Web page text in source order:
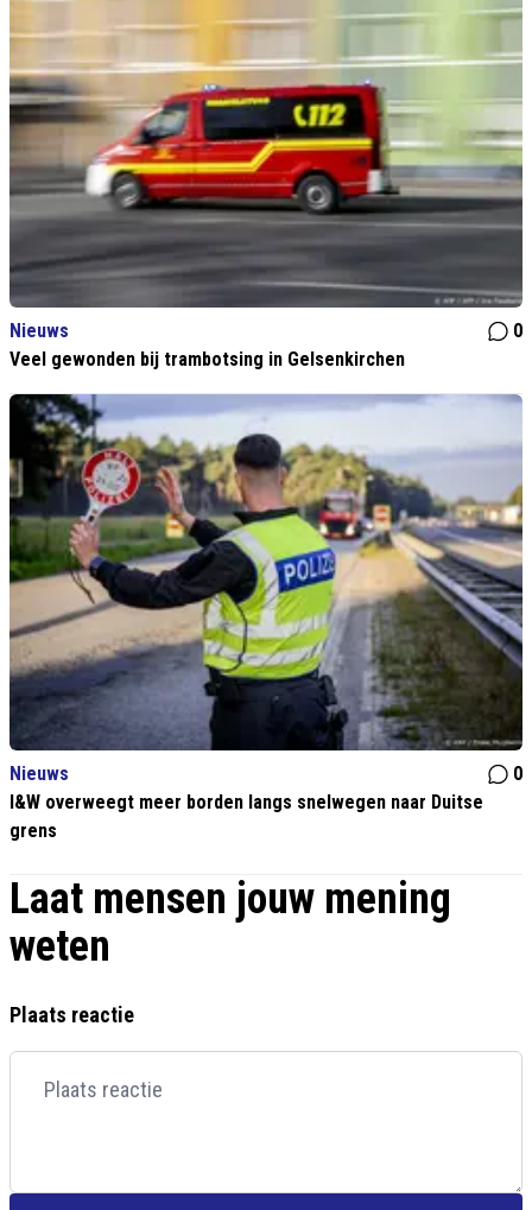
Nieuws
0
Veel gewonden bij trambotsing in Gelsenkirchen
Nieuws
0
I&W overweegt meer borden langs snelwegen naar Duitse
grens
Laat mensen jouw mening
weten
Plaats reactie